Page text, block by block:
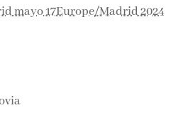
mayo 17Europe/Madrid 2024